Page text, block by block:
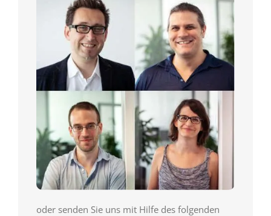
oder senden Sie uns mit Hilfe des folgenden